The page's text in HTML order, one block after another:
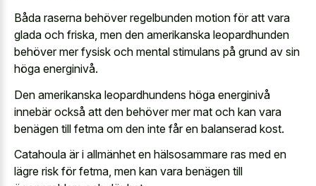
Båda raserna behöver regelbunden motion för att vara
glada och friska, men den amerikanska leopardhunden
behöver mer fysisk och mental stimulans på grund av sin
höga energinivå.
Den amerikanska leopardhundens höga energinivå
innebär också att den behöver mer mat och kan vara
benägen till fetma om den inte får en balanserad kost.
Catahoula är i allmänhet en hälsosammare ras med en
lägre risk för fetma, men kan vara benägen till